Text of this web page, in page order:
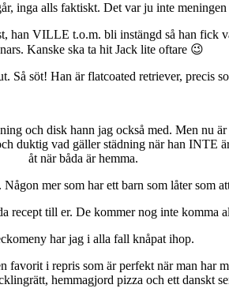
inga alls faktiskt. Det var ju inte
han VILLE t.o.m. bli instängd så han fick
Kanske ska ta hit Jack lite oftare 😉
Så söt! Han är flatcoated retriever, precis
och disk hann jag också med. Men nu
duktig vad gäller städning när han INTE
åt när båda är hemma.
mer som har ett barn som låter som
recept till er. De kommer nog inte komma
har jag i alla fall knåpat ihop.
i repris som är perfekt när man har
hemmagjord pizza och ett danskt